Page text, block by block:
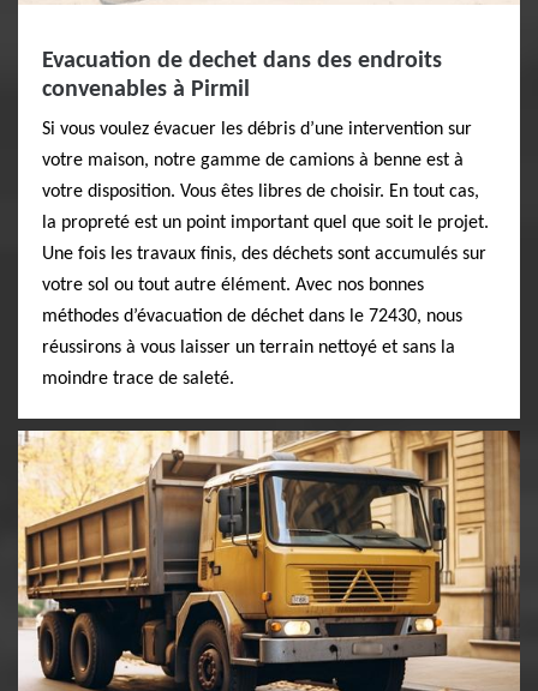
Evacuation de dechet dans des endroits
convenables à Pirmil
Si vous voulez évacuer les débris d’une intervention sur
votre maison, notre gamme de camions à benne est à
votre disposition. Vous êtes libres de choisir. En tout cas,
la propreté est un point important quel que soit le projet.
Une fois les travaux finis, des déchets sont accumulés sur
votre sol ou tout autre élément. Avec nos bonnes
méthodes d’évacuation de déchet dans le 72430, nous
réussirons à vous laisser un terrain nettoyé et sans la
moindre trace de saleté.